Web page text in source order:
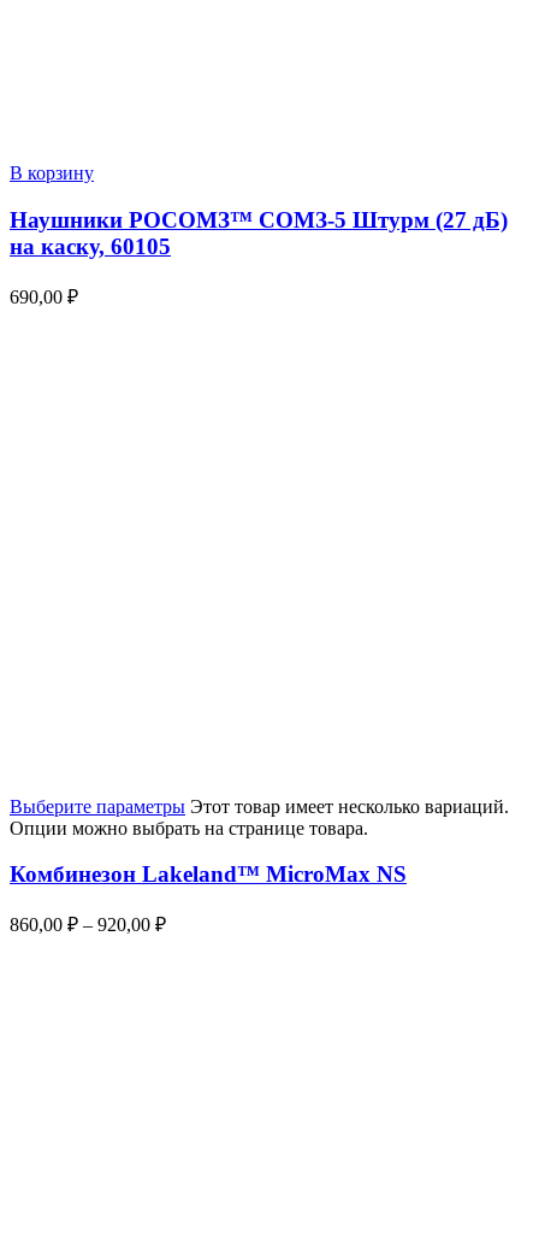
В корзину
Наушники РОСОМЗ™ СОМЗ-5 Штурм (27 дБ)
на каску, 60105
690,00 ₽
Выберите параметры Этот товар имеет несколько вариаций.
Опции можно выбрать на странице товара.
Комбинезон Lakeland™ MicroMax NS
860,00 ₽ – 920,00 ₽